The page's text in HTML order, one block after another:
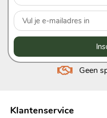
Geen
Klantenservice